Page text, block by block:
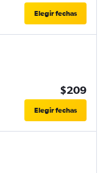
Elegir fechas
$209
Elegir fechas